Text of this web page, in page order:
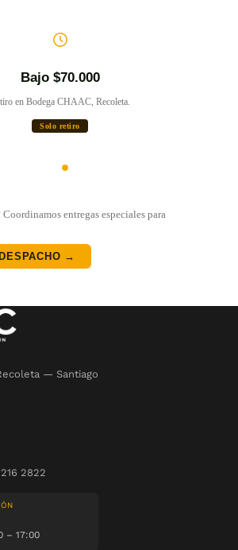
Bajo $70.000
en Bodega CHAAC, Recoleta.
Solo retiro
entregas especiales para
→
— Santiago
2822
– 17:00